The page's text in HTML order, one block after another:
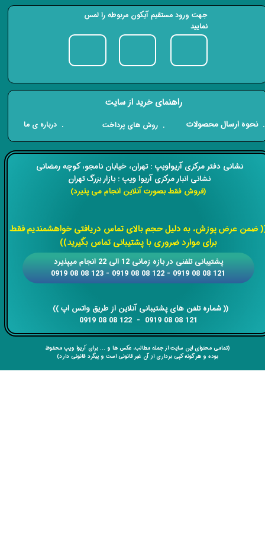
​​نشانی دفتر مرکزی آریواویپ : تهران، خیابان نامجو،کوچه رمضانی
نشانی انبار مرکزی آریوا ویپ : بازار بزرگ تهران
(فروش فقط بصورت آنلاین انجام می پذیرد)
ضمن عرض پوزش، به دلیل حجم بالای تماس دریافتی خواهشمندیم فقط
برای موارد ضروری با پشتیبانی تماس بگیرید))
​​​​​​​​​​​​​​(( ​​​​​​​شماره تلفن های پشتیبانی آنلاین از طریق واتس اپ ))
​​​​​​​121 08 08 0919 - 122 08 08 0919
​​پشتیبانی تلفنی در بازه زمانی 12 الی 22 انجام میپذیرد
121 08 08 0919 - 122 08 08 0919 - 123 08 08 0919
(تمامی محتوای این سایت از جمله مطالب، عکس ها و ... برای آریوا ویپ محفوظ
بوده و هر گونه کپی برداری از آن غیر قانونی است و پیگرد قانونی دارد)
راهنمای خرید از سایت
​. نحوه ارسال محصولات . روش های پرداخت . درباره ی ما
جهت ورود مستقیم آیکون مربوطه را لمس
نمایید